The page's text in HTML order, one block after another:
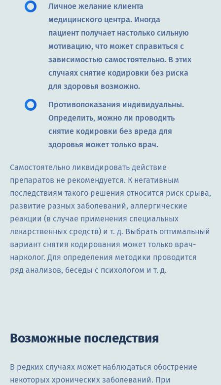
Личное желание клиента
медицинского центра. Иногда
пациент получает настолько сильную
мотивацию, что может справиться с
зависимостью самостоятельно. В этих
случаях снятие кодировки без риска
для здоровья возможно.
Противопоказания индивидуальны.
Определить, можно ли проводить
снятие кодировки без вреда для
здоровья может только врач.
Самостоятельно ликвидировать действие
препаратов не рекомендуется. К негативным
последствиям такого решения относится риск срыва,
развитие разных заболеваний, аллергические
реакции (в случае применения специальных
лекарственных средств) и т. д. Выбрать оптимальный
вариант снятия кодирования может только врач-
нарколог. Для определения методики проводится
ряд анализов, беседы с психологом и т. д.
Возможные последствия
В редких случаях может наблюдаться обострение
некоторых хронических заболеваний. При